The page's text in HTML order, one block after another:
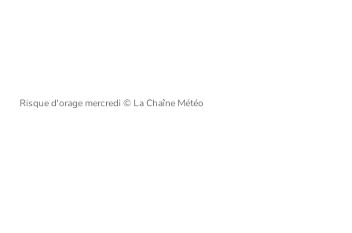
Risque d'orage mercredi © La Chaîne Météo